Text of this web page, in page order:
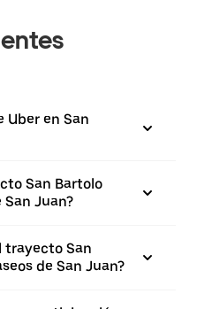
Uber en San
San Bartolo
Juan?
trayecto San
de San Juan?